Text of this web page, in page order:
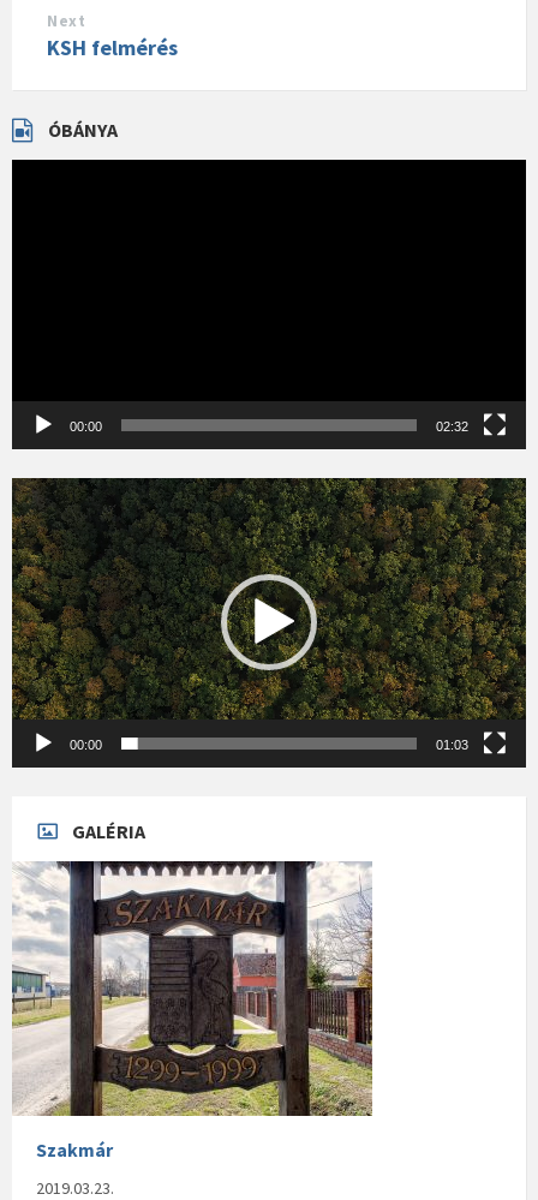
Next
KSH felmérés
ÓBÁNYA
00:00 02:32
Videólejátszó
00:00 01:03
GALÉRIA
Szakmár
2019.03.23.